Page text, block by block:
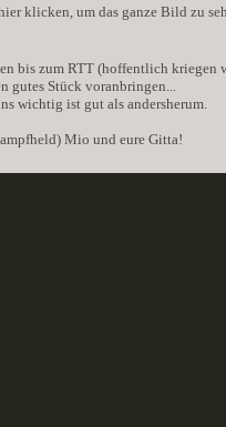
klicken, um das ganze Bild zu
bis zum RTT (hoffentlich kriegen
gutes Stück voranbringen...
wichtig ist gut als andersherum.
Mio und eure Gitta!